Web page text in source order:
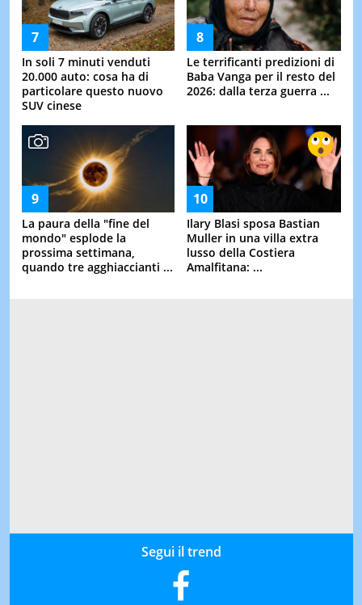
In soli 7 minuti venduti
20.000 auto: cosa ha di
particolare questo nuovo
SUV cinese
Le terrificanti predizioni di
Baba Vanga per il resto del
2026: dalla terza guerra ...
La paura della "fine del
mondo" esplode la
prossima settimana,
quando tre agghiaccianti ...
Ilary Blasi sposa Bastian
Muller in una villa extra
lusso della Costiera
Amalfitana: ...
Segui il trend